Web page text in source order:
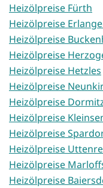
Heizölpreise Fürth
Heizölpreise
Heizölpreise
Heizölpreise
Heizölpreise Hetzles
Heizölpreise
Heizölpreise
Heizölpreise
Heizölpreise
Heizölpreise
Heizölpreise
Heizölpreise